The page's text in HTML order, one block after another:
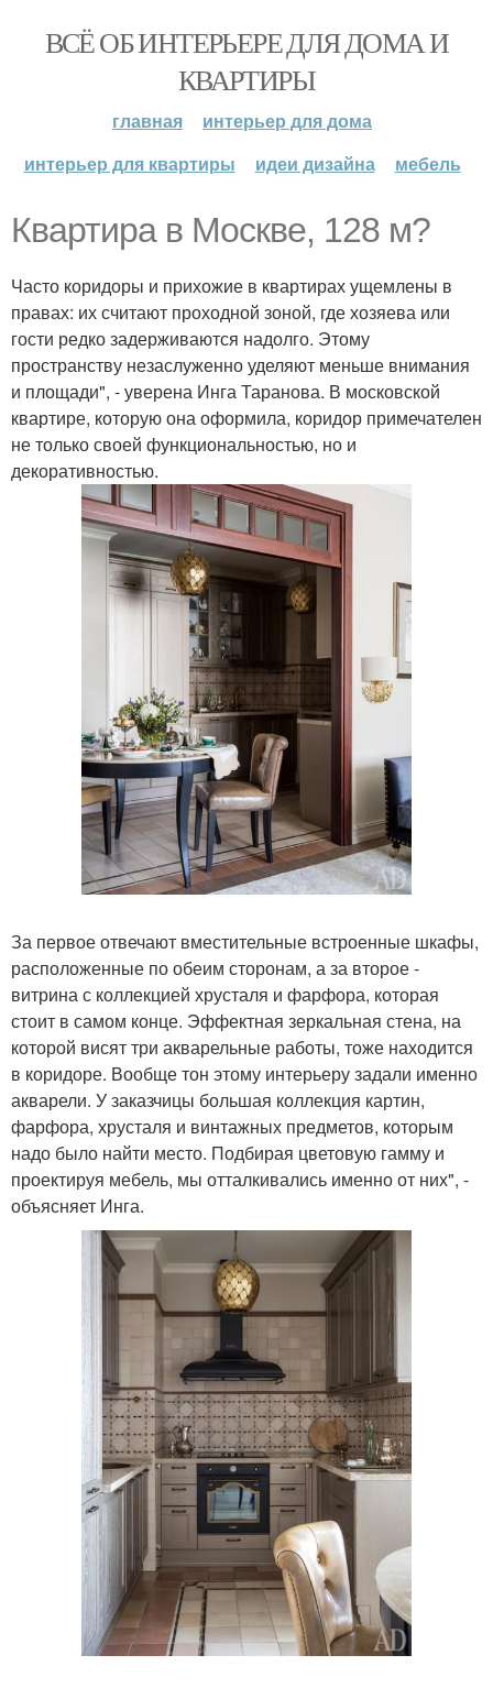
ВСЁ ОБ ИНТЕРЬЕРЕ ДЛЯ ДОМА И
КВАРТИРЫ
главная
интерьер для дома
интерьер для квартиры
идеи дизайна мебель
Квартира в Москве, 128 м?
Часто коридоры и прихожие в квартирах ущемлены в
правах: их считают проходной зоной, где хозяева или
гости редко задерживаются надолго. Этому
пространству незаслуженно уделяют меньше внимания
и площади", - уверена Инга Таранова. В московской
квартире, которую она оформила, коридор примечателен
не только своей функциональностью, но и
декоративностью.
За первое отвечают вместительные встроенные шкафы,
расположенные по обеим сторонам, а за второе -
витрина с коллекцией хрусталя и фарфора, которая
стоит в самом конце. Эффектная зеркальная стена, на
которой висят три акварельные работы, тоже находится
в коридоре. Вообще тон этому интерьеру задали именно
акварели. У заказчицы большая коллекция картин,
фарфора, хрусталя и винтажных предметов, которым
надо было найти место. Подбирая цветовую гамму и
проектируя мебель, мы отталкивались именно от них", -
объясняет Инга.